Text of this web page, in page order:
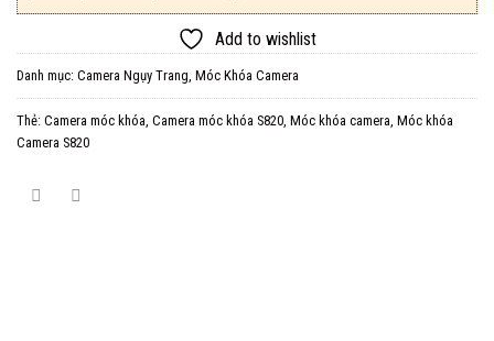
Add to wishlist
Danh mục: Camera Ngụy Trang, Móc Khóa Camera
Thẻ: Camera móc khóa, Camera móc khóa S820, Móc khóa camera, Móc khóa
Camera S820